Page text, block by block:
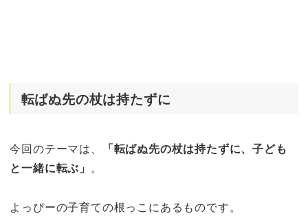
転ばぬ先の杖は持たずに
今回のテーマは、
「転ばぬ先の杖は持たずに、子ども
と一緒に転ぶ」 。
よっぴーの子育ての根っこにあるものです。